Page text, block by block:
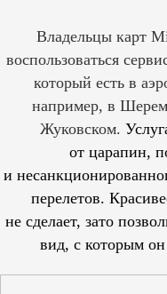
Владельцы карт
воспользоваться
который есть в
например, в
Жуковском.
от царапин,
и
перелетов.
не сделает, зато
вид, с которым